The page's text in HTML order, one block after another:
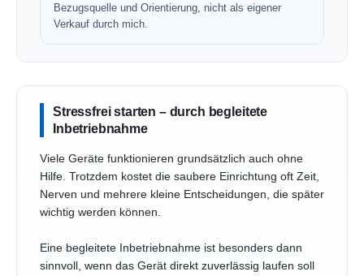
Bezugsquelle und Orientierung, nicht als eigener
Verkauf durch mich.
Stressfrei starten – durch begleitete
Inbetriebnahme
Viele Geräte funktionieren grundsätzlich auch ohne
Hilfe. Trotzdem kostet die saubere Einrichtung oft Zeit,
Nerven und mehrere kleine Entscheidungen, die später
wichtig werden können.
Eine begleitete Inbetriebnahme ist besonders dann
sinnvoll, wenn das Gerät direkt zuverlässig laufen soll